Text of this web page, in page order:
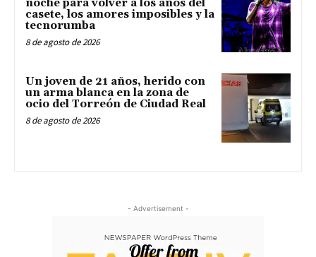
noche para volver a los años del
casete, los amores imposibles y la
tecnorumba
8 de agosto de 2026
Un joven de 21 años, herido con
un arma blanca en la zona de
ocio del Torreón de Ciudad Real
8 de agosto de 2026
- Advertisement -